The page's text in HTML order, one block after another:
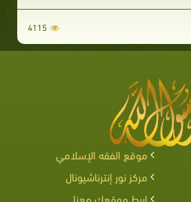
4115
موقع الفقه الإسلامي
مركز نور إنترناشيونال
اربط موقعك معنا